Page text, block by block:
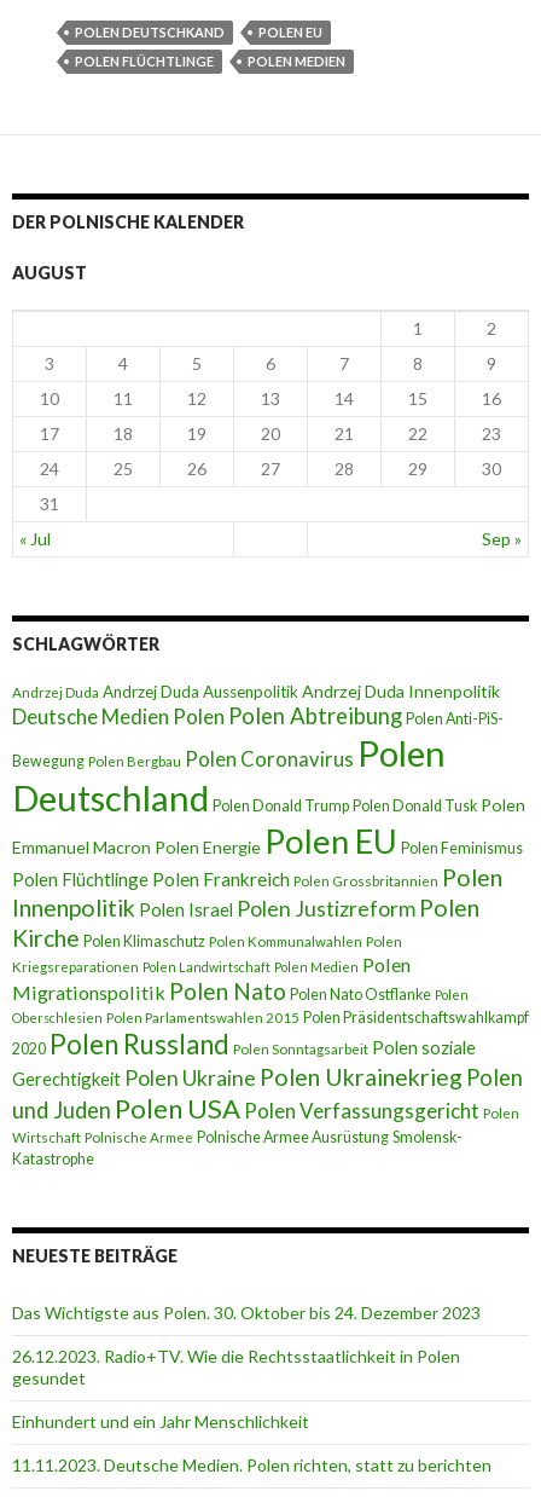
POLEN DEUTSCHKAND
POLEN EU
POLEN FLÜCHTLINGE
POLEN MEDIEN
DER POLNISCHE KALENDER
AUGUST
« Jul Sep »
1
2
3
4 5 6 7 8
9
10
11 12 13 14 15
16
17
18 19 20 21 22
23
24
25 26 27 28 29
30
31
SCHLAGWÖRTER
Andrzej Duda Andrzej Duda AussenpolitikAndrzej Duda Innenpolitik
Deutsche Medien Polen Polen Abtreibung Polen Anti-PiS-
Bewegung Polen Bergbau Polen Coronavirus Polen
Deutschland Polen Donald Trump Polen Donald Tusk Polen
Emmanuel Macron Polen Energie Polen EU Polen Feminismus
Polen Flüchtlinge Polen Frankreich Polen Grossbritannien Polen
Innenpolitik Polen Israel Polen Justizreform Polen
Kirche Polen Klimaschutz Polen Kommunalwahlen Polen
Kriegsreparationen Polen Landwirtschaft Polen Medien Polen
Migrationspolitik Polen Nato Polen Nato Ostflanke Polen
Oberschlesien Polen Parlamentswahlen 2015 Polen Präsidentschaftswahlkampf
2020 Polen Russland Polen Sonntagsarbeit Polen soziale
Gerechtigkeit Polen Ukraine Polen Ukrainekrieg Polen
und Juden Polen USA Polen Verfassungsgericht Polen
Wirtschaft Polnische Armee Polnische Armee Ausrüstung Smolensk-
Katastrophe
NEUESTE BEITRÄGE
Das Wichtigste aus Polen. 30. Oktober bis 24. Dezember 2023
26.12.2023. Radio+TV. Wie die Rechtsstaatlichkeit in Polen
gesundet
Einhundert und ein Jahr Menschlichkeit
11.11.2023. Deutsche Medien. Polen richten, statt zu berichten